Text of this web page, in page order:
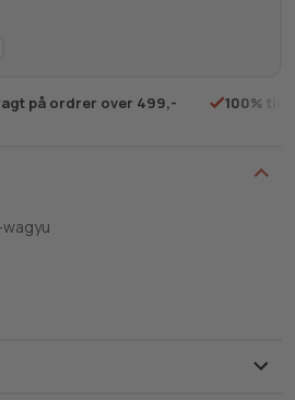
til fornuftige
stege, du kan få. Du kan ikke
på ordrer over 499,- 100%